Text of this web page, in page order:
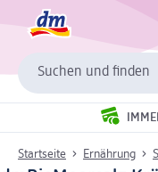
Suchen und finden
Startseite Ernährung